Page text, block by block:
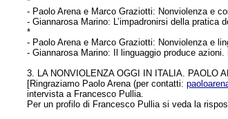
- Paolo Arena e Marco Graziotti: Nonviolenza e
-Giannarosa Marino: L’impadronirsi della pratica
*
- Paolo Arena e Marco Graziotti: Nonviolenza e
-Giannarosa Marino:
Il linguaggio produce
3. LA NONVIOLENZA OGGI IN ITALIA. PAOLO
[Ringraziamo Paolo Arena (per contatti:
intervista a Francesco Pullia.
Per un profilo di Francesco Pullia si veda la